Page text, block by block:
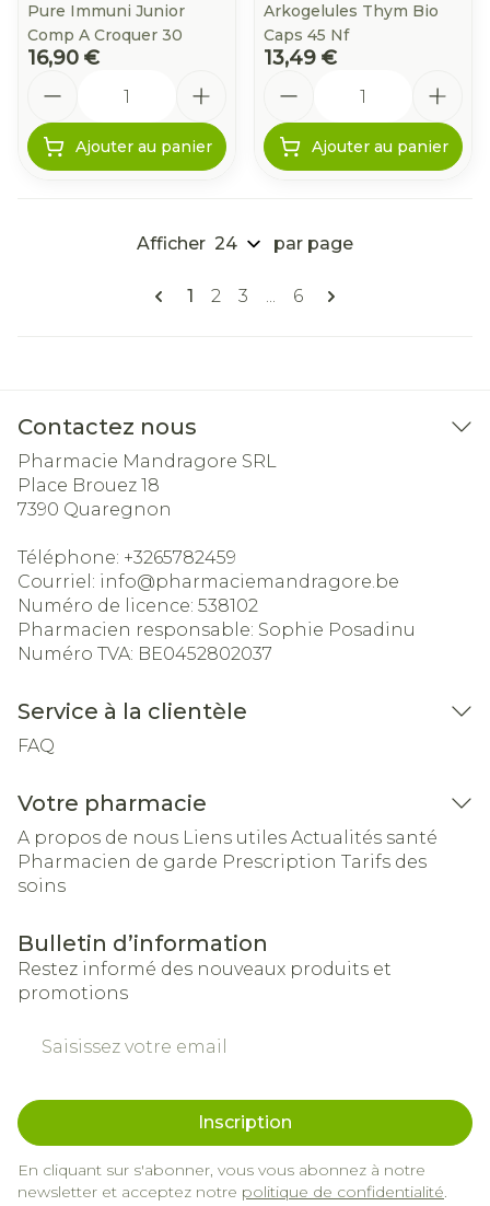
Pure Immuni Junior
Comp A Croquer 30
16,90 €
Ajouter au panier
Arkogelules Thym Bio
Caps 45 Nf
13,49 €
Ajouter au panier
Pages
Vous lisez actuellement la page
1 Page
2 Page
3 ... Page
6
Afficher par page
Contactez nous
Pharmacie Mandragore SRL
Place Brouez 18
7390 Quaregnon
Téléphone: +3265782459
Courriel: info@pharmaciemandragore.be
Numéro de licence: 538102
Pharmacien responsable: Sophie Posadinu
Numéro TVA: BE0452802037
Service à la clientèle
FAQ
Votre pharmacie
A propos de nous Liens utiles Actualités santé
Pharmacien de garde Prescription Tarifs des
soins
Bulletin d’information
Restez informé des nouveaux produits et
promotions
Inscription
En cliquant sur s'abonner, vous vous abonnez à notre
newsletter et acceptez notre politique de confidentialité.